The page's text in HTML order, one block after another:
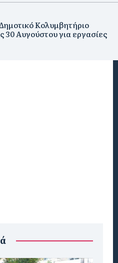
Κολυμβητήριο
30 Αυγούστου για εργασίες